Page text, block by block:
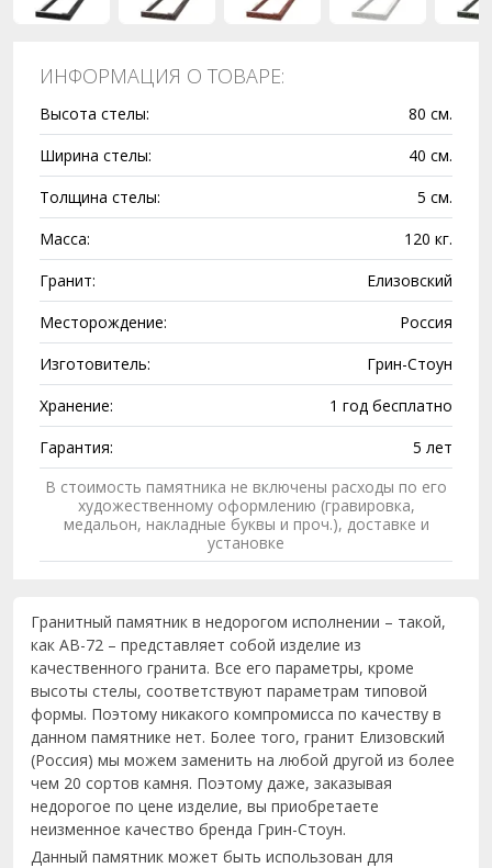
ИНФОРМАЦИЯ О ТОВАРЕ:
Высота стелы:
80 см.
Ширина стелы:
40 см.
Толщина стелы:
5 см.
Масса:
120 кг.
Гранит:
Елизовский
Месторождение:
Россия
Изготовитель:
Грин-Стоун
Хранение:
1 год бесплатно
Гарантия:
5 лет
В стоимость памятника не включены расходы по его
художественному оформлению (гравировка,
медальон, накладные буквы и проч.), доставке и
установке
Гранитный памятник в недорогом исполнении – такой,
как AB-72 – представляет собой изделие из
качественного гранита. Все его параметры, кроме
высоты стелы, соответствуют параметрам типовой
формы. Поэтому никакого компромисса по качеству в
данном памятнике нет. Более того, гранит Елизовский
(Россия) мы можем заменить на любой другой из более
чем 20 сортов камня. Поэтому даже, заказывая
недорогое по цене изделие, вы приобретаете
неизменное качество бренда Грин-Стоун.
Данный памятник может быть использован для